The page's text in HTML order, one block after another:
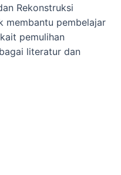
Rekonstruksi
membantu pembelajar
pemulihan
literatur dan